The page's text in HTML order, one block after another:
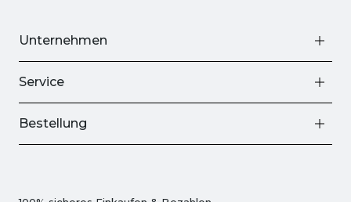
Unternehmen
Service
Bestellung